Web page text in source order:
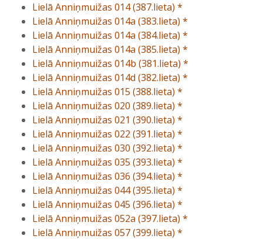
Lielā Anniņmuižas 014 (387.lieta) *
Lielā Anniņmuižas 014a (383.lieta) *
Lielā Anniņmuižas 014a (384.lieta) *
Lielā Anniņmuižas 014a (385.lieta) *
Lielā Anniņmuižas 014b (381.lieta) *
Lielā Anniņmuižas 014d (382.lieta) *
Lielā Anniņmuižas 015 (388.lieta) *
Lielā Anniņmuižas 020 (389.lieta) *
Lielā Anniņmuižas 021 (390.lieta) *
Lielā Anniņmuižas 022 (391.lieta) *
Lielā Anniņmuižas 030 (392.lieta) *
Lielā Anniņmuižas 035 (393.lieta) *
Lielā Anniņmuižas 036 (394.lieta) *
Lielā Anniņmuižas 044 (395.lieta) *
Lielā Anniņmuižas 045 (396.lieta) *
Lielā Anniņmuižas 052a (397.lieta) *
Lielā Anniņmuižas 057 (399.lieta) *